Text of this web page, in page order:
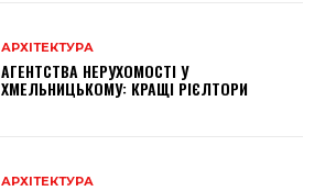
АРХІТЕКТУРА
АГЕНТСТВА НЕРУХОМОСТІ У
ХМЕЛЬНИЦЬКОМУ: КРАЩІ РІЄЛТОРИ
АРХІТЕКТУРА